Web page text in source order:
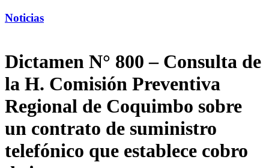
Noticias
Dictamen N° 800 – Consulta de
la H. Comisión Preventiva
Regional de Coquimbo sobre
un contrato de suministro
telefónico que establece cobro